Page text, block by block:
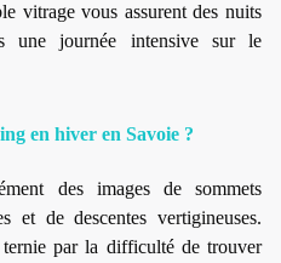
vitrage vous assurent des nuits
une journée intensive sur le
en hiver en Savoie ?
des images de sommets
et de descentes vertigineuses.
ternie par la difficulté de trouver